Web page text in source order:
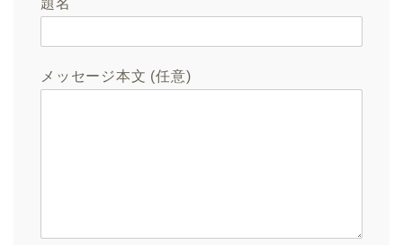
題名
メッセージ本文 (任意)